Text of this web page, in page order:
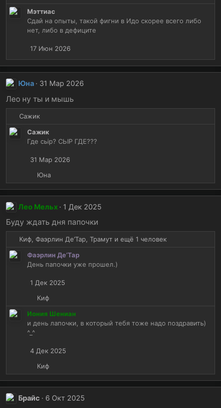
:
Мэттиас
Сдай на опыты, такой фигни в Идо скорее всего либо
нет, либо в дефиците
17 Июн 2026
Юна 31 Мар 2026
Лео ну ты и мышь
Р
Сажик
Сажик
Где сьір? СЬІР ГДЕ???
31 Мар 2026
Р
е
к
ц
и
и
:
Юна
Лео Мельх 1 Дек 2025
Буду ждать дня папочки
Р
Киф, Фаэрлин Де’Тар, Трамут и ещё 1 человек
Фаэрлин Де’Тар
День папочки уже прошел.)
1 Дек 2025
Р
а
к
и
:
Киф
Иония Шениан
и день лапочки, в который тебя тоже надо поздравить)
^_^
4 Дек 2025
Р
е
ц
Киф
Брайс 6 Окт 2025